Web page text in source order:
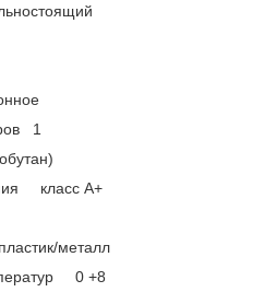
1
класс A+
металл
0 +8